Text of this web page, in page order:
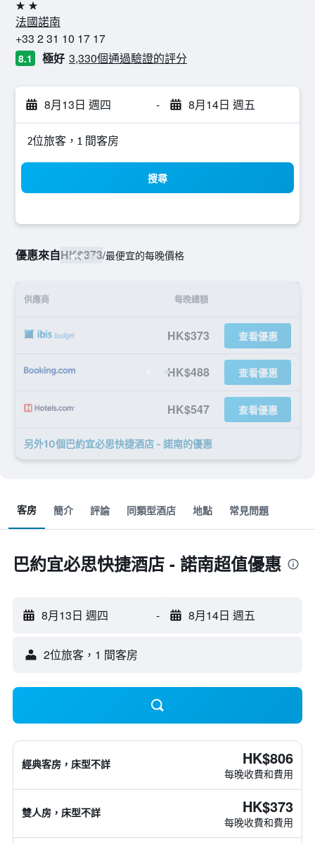
2星級
法國諾南
+33 2 31 10 17 17
8.1 極好 3,330個通過驗證的評分
8月13日 週四 - 8月14日 週五
2位旅客，1 間客房
搜尋
優惠來自HK$373/最便宜的每晚價格
供應商 每晚總額
HK$373 查看優惠
HK$488 查看優惠
HK$547 查看優惠
另外10個巴約宜必思快捷酒店 - 諾南​的優惠
客房 簡介 評論 同類型酒店 地點 常見問題
巴約宜必思快捷酒店 - 諾南超值優惠
8月13日 週四 - 8月14日 週五
2位旅客，1 間客房
經典客房，床型不詳 HK$806
每晚收費和費用
雙人房，床型不詳 HK$373
每晚收費和費用